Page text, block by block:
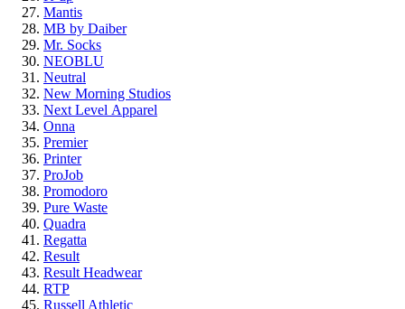
Mantis
MB by Daiber
Mr. Socks
NEOBLU
Neutral
New Morning Studios
Next Level Apparel
Onna
Premier
Printer
ProJob
Promodoro
Pure Waste
Quadra
Regatta
Result
Result Headwear
RTP
Russell Athletic